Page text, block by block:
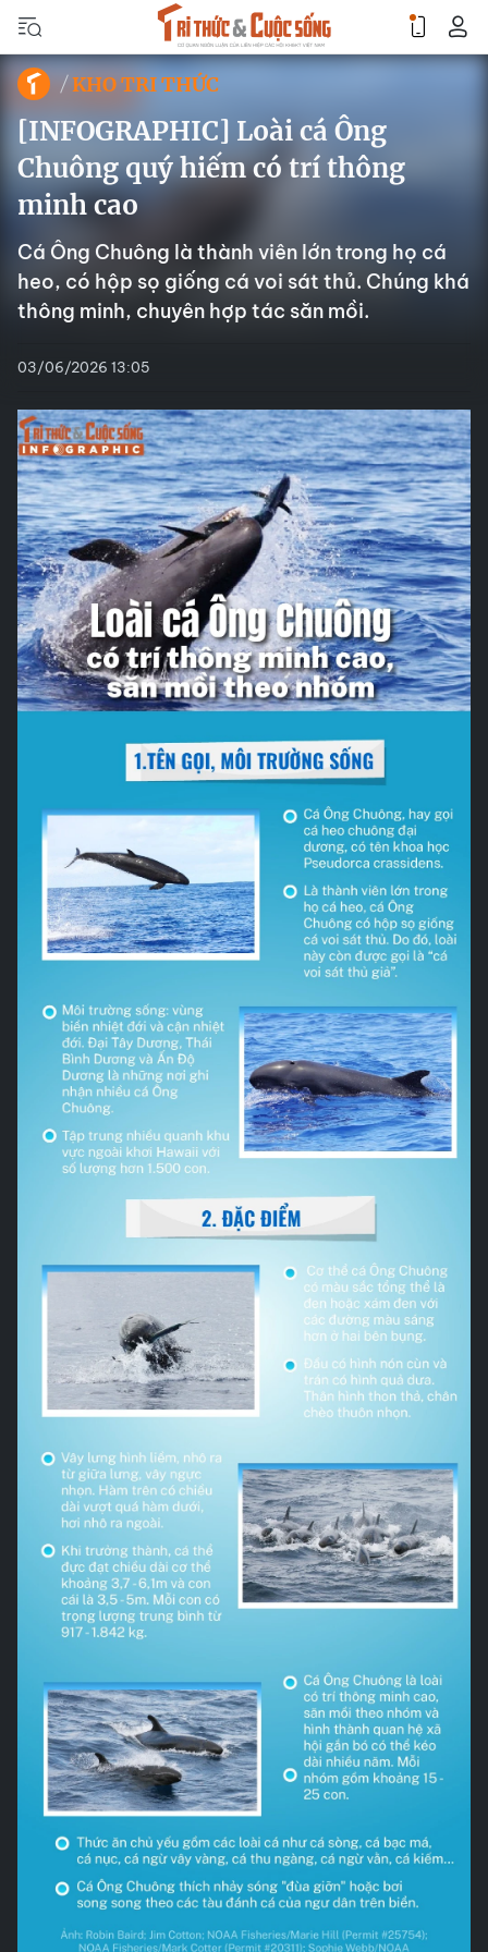
KHO TRI THỨC
[INFOGRAPHIC] Loài cá Ông
Chuông quý hiếm có trí thông
minh cao
Cá Ông Chuông là thành viên lớn trong họ cá
heo, có hộp sọ giống cá voi sát thủ. Chúng khá
thông minh, chuyên hợp tác săn mồi.
03/06/2026 13:05